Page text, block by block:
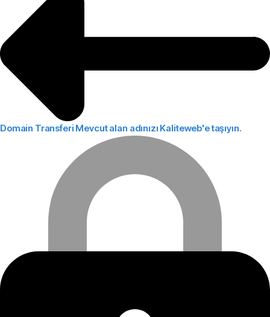
Domain Transferi Mevcut alan adınızı Kaliteweb'e taşıyın.